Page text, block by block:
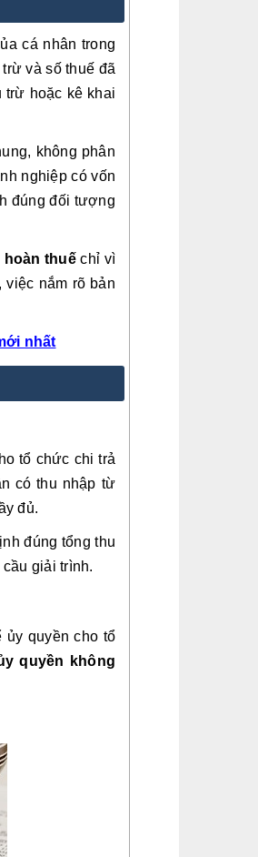
cá nhân trong
và số thuế đã
trừ hoặc kê khai
không phân
nghiệp có vốn
đúng đối tượng
hoàn thuếchỉ vì
việc nắm rõ bản
nhất
tổ chức chi trả
có thu nhập từ
đủ.
đúng tổng thu
giải trình.
ủy quyền cho tổ
quyền không